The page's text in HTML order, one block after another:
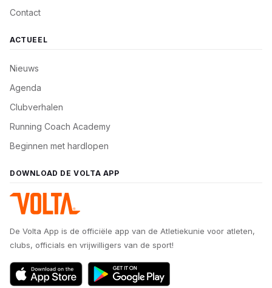
Contact
ACTUEEL
Nieuws
Agenda
Clubverhalen
Running Coach Academy
Beginnen met hardlopen
DOWNLOAD DE VOLTA APP
De Volta App is de officiële app van de Atletiekunie voor atleten,
clubs, officials en vrijwilligers van de sport!